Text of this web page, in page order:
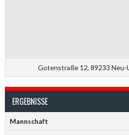
Gotenstraße 12, 89233 Neu-
ERGEBNISSE
Mannschaft